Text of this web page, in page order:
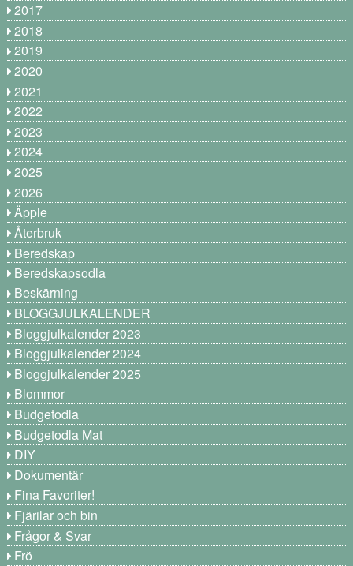
2017
2018
2019
2020
2021
2022
2023
2024
2025
2026
Äpple
Återbruk
Beredskap
Beredskapsodla
Beskärning
BLOGGJULKALENDER
Bloggjulkalender 2023
Bloggjulkalender 2024
Bloggjulkalender 2025
Blommor
Budgetodla
Budgetodla Mat
DIY
Dokumentär
Fina Favoriter!
Fjärilar och bin
Frågor & Svar
Frö